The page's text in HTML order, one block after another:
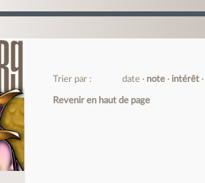
Trier par : date note intérêt
Revenir en haut de page